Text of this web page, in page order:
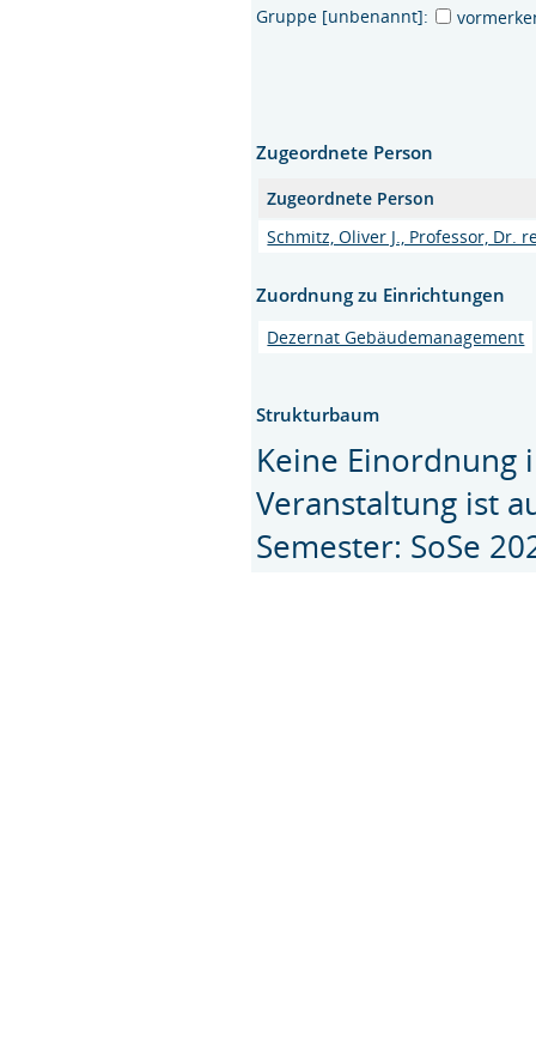
Gruppe [unbenannt]:
Zugeordnete Person
Zugeordnete Person
Schmitz, Oliver J., Professor, Dr.
Zuordnung zu Einrichtungen
Dezernat Gebäudemanagement
Strukturbaum
Keine Einordnung
Veranstaltung ist
Semester: SoSe